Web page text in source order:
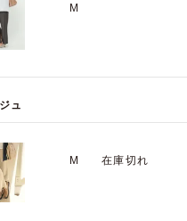
M
ュ
M 在庫切れ